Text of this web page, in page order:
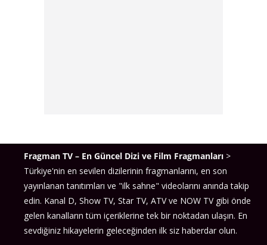
Fragman TV – En Güncel Dizi ve Film Fragmanları >
Türkiye'nin en sevilen dizilerinin fragmanlarını, en son
yayınlanan tanıtımları ve "ilk sahne" videolarını anında takip
edin. Kanal D, Show TV, Star TV, ATV ve NOW TV gibi önde
gelen kanalların tüm içeriklerine tek bir noktadan ulaşın. En
sevdiğiniz hikayelerin geleceğinden ilk siz haberdar olun.